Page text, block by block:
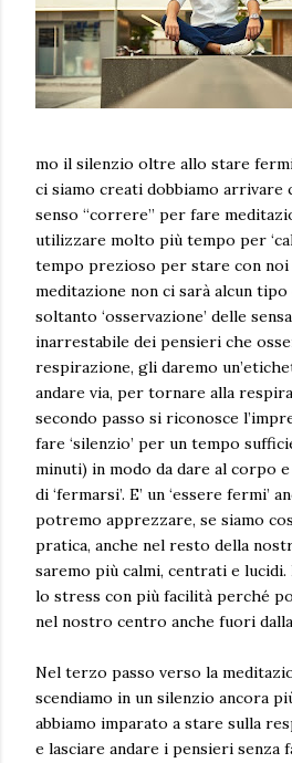
mo il silenzio oltre allo stare
ci siamo creati dobbiamo arrivare
senso “correre” per fare
utilizzare molto più tempo per
tempo prezioso per stare con noi
meditazione non ci sarà alcun
soltanto ‘osservazione’ delle
inarrestabile dei pensieri che
respirazione, gli daremo
andare via, per tornare alla
secondo passo si riconosce
fare ‘silenzio’ per un tempo
minuti) in modo da dare al corpo
di ‘fermarsi’. E’ un ‘essere fermi’
potremo apprezzare, se siamo
pratica, anche nel resto della
saremo più calmi, centrati e
lo stress con più facilità perché
nel nostro centro anche fuori
Nel terzo passo verso la
scendiamo in un silenzio ancora
abbiamo imparato a stare sulla
e lasciare andare i pensieri senza